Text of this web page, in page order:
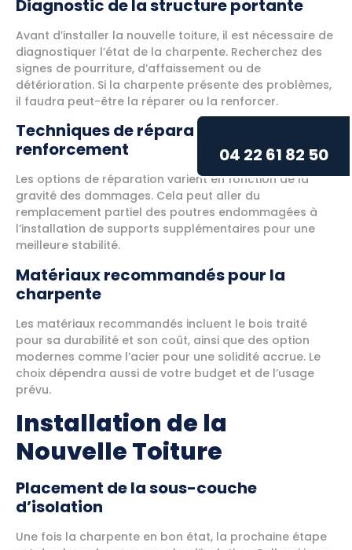
Diagnostic de la structure portante
Avant d’installer la nouvelle toiture, il est nécessaire de
diagnostiquer l’état de la charpente. Recherchez des
signes de pourriture, d’affaissement ou de
détérioration. Si la charpente présente des problèmes,
il faudra peut-être la réparer ou la renforcer.
Techniques de réparation ou de
renforcement
Les options de réparation varient en fonction de la
gravité des dommages. Cela peut aller du
remplacement partiel des poutres endommagées à
l’installation de supports supplémentaires pour une
meilleure stabilité.
Matériaux recommandés pour la
charpente
Les matériaux recommandés incluent le bois traité
pour sa durabilité et son coût, ainsi que des option
modernes comme l’acier pour une solidité accrue. Le
choix dépendra aussi de votre budget et de l’usage
prévu.
Installation de la
Nouvelle Toiture
Placement de la sous-couche
d’isolation
Une fois la charpente en bon état, la prochaine étape
04 22 61 82 50